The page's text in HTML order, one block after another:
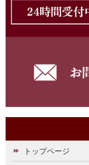
トップページ